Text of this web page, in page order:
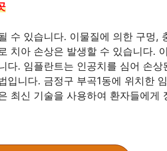
수 있습니다. 이물질에 의한 구멍,
치아 손상은 발생할 수 있습니다.
다. 임플란트는 인공치를 심어 손상
입니다. 금정구 부곡1동에 위치한
최신 기술을 사용하여 환자들에게